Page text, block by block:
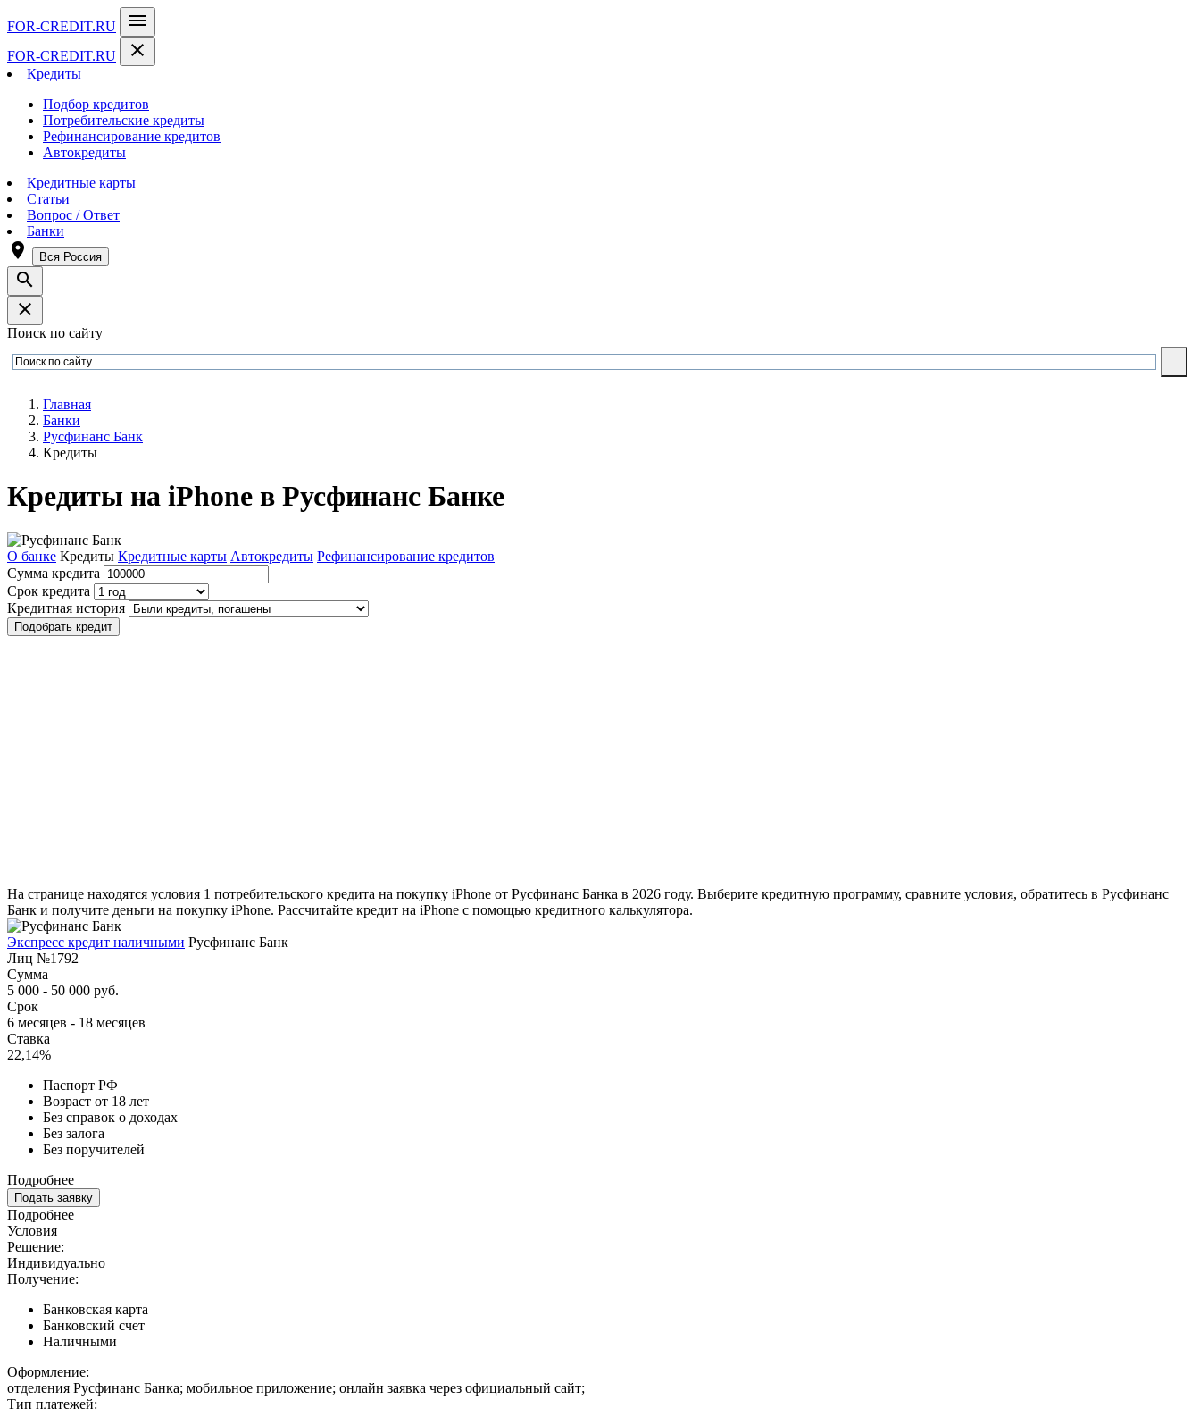
FOR-CREDIT.RU menu
FOR-CREDIT.RU close
Кредиты
Подбор кредитов
Потребительские кредиты
Рефинансирование кредитов
Автокредиты
Кредитные карты
Статьи
Вопрос / Ответ
Банки
room Вся Россия
search
close
Поиск по сайту
Главная
Банки
Русфинанс Банк
Кредиты
Кредиты на iPhone в Русфинанс Банке
О банке Кредиты Кредитные карты Автокредиты Рефинансирование кредитов
Сумма кредита
Срок кредита
Кредитная история
Подобрать кредит
На странице находятся условия 1 потребительского кредита на покупку iPhone от Русфинанс Банка в 2026 году. Выберите кредитную программу, сравните условия, обратитесь в Русфинанс
Банк и получите деньги на покупку iPhone. Рассчитайте кредит на iPhone с помощью кредитного калькулятора.
Экспресс кредит наличными Русфинанс Банк
Лиц №1792
Сумма
5 000 - 50 000 руб.
Срок
6 месяцев - 18 месяцев
Ставка
22,14%
Паспорт РФ
Возраст от 18 лет
Без справок о доходах
Без залога
Без поручителей
Подробнее
Подать заявку
Подробнее
Условия
Решение:
Индивидуально
Получение:
Банковская карта
Банковский счет
Наличными
Оформление:
отделения Русфинанс Банка; мобильное приложение; онлайн заявка через официальный сайт;
Тип платежей: